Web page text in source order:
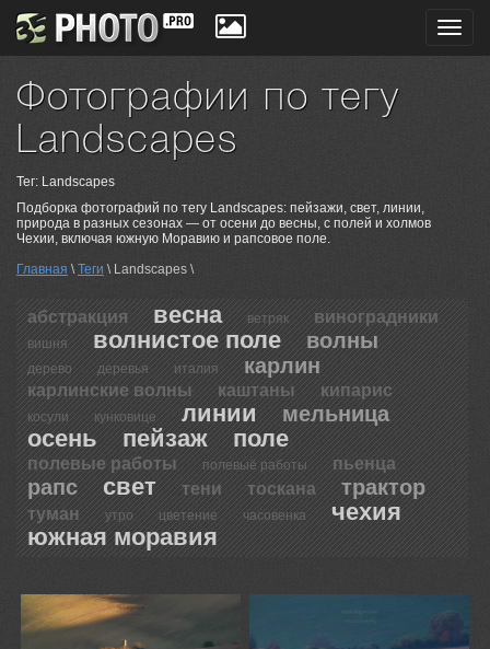
Фотографии по тегу
Landscapes
Тег: Landscapes
Подборка фотографий по тегу Landscapes: пейзажи, свет, линии,
природа в разных сезонах — от осени до весны, с полей и холмов
Чехии, включая южную Моравию и рапсовое поле.
Главная \Теги \ Landscapes \
абстракция весна ветряк виноградники
вишня волнистое поле волны
дерево деревья италия карлин
карлинские волны каштаны кипарис
косули кунковице линии мельница
осень пейзаж поле
полевые работы полевыё работы пьенца
рапс свет тени тоскана трактор
туман утро цветение часовенка
чехия
южная моравия